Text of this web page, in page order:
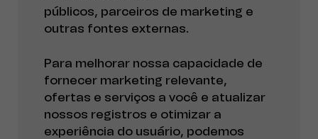
públicos, parceiros de marketing e
outras fontes externas.
Para melhorar nossa capacidade de
fornecer marketing relevante,
ofertas e serviços a você e atualizar
nossos registros e otimizar a
experiência do usuário, podemos